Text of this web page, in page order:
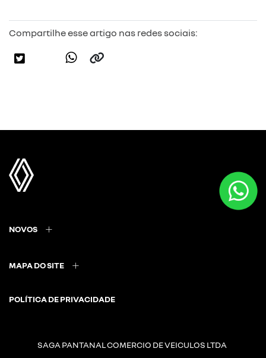
Compartilhe esse artigo nas redes sociais:
NOVOS
MAPA DO SITE
POLÍTICA DE PRIVACIDADE
SAGA PANTANAL COMERCIO DE VEICULOS LTDA